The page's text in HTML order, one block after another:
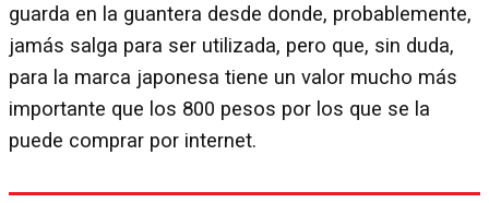
guarda en la guantera desde donde, probablemente,
jamás salga para ser utilizada, pero que, sin duda,
para la marca japonesa tiene un valor mucho más
importante que los 800 pesos por los que se la
puede comprar por internet.